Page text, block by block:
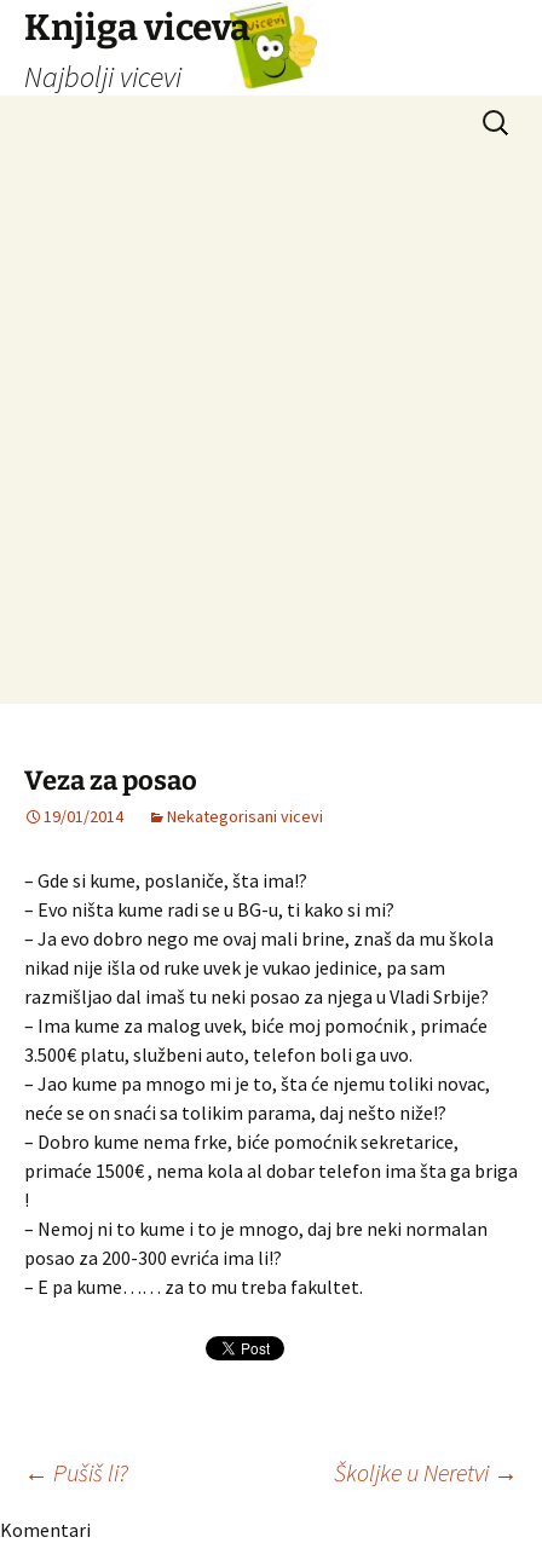
Knjiga viceva
Najbolji vicevi
Veza za posao
19/01/2014 Nekategorisani vicevi
– Gde si kume, poslaniče, šta ima!?
– Evo ništa kume radi se u BG-u, ti kako si mi?
– Ja evo dobro nego me ovaj mali brine, znaš da mu škola
nikad nije išla od ruke uvek je vukao jedinice, pa sam
razmišljao dal imaš tu neki posao za njega u Vladi Srbije?
– Ima kume za malog uvek, biće moj pomoćnik , primaće
3.500€ platu, službeni auto, telefon boli ga uvo.
– Jao kume pa mnogo mi je to, šta će njemu toliki novac,
neće se on snaći sa tolikim parama, daj nešto niže!?
– Dobro kume nema frke, biće pomoćnik sekretarice,
primaće 1500€ , nema kola al dobar telefon ima šta ga briga
!
– Nemoj ni to kume i to je mnogo, daj bre neki normalan
posao za 200-300 evrića ima li!?
– E pa kume…… za to mu treba fakultet.
Navigacija
← Pušiš li? Školjke u Neretvi →
Komentari